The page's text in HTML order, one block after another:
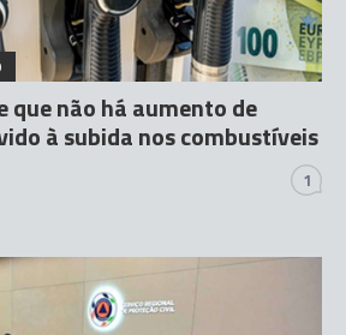
que não há aumento de
à subida nos combustíveis
1